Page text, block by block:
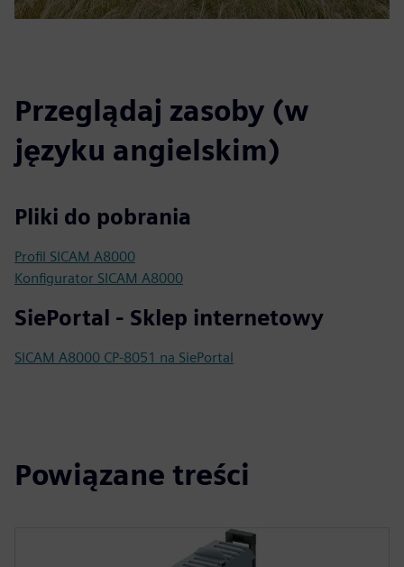
Przeglądaj zasoby (w
języku angielskim)
Pliki do pobrania
Profil SICAM A8000
Konfigurator SICAM A8000
SiePortal - Sklep internetowy
SICAM A8000 CP-8051 na SiePortal
Powiązane treści